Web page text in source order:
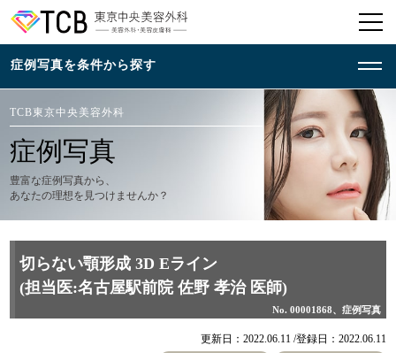
TCB東京中央美容外科
症例写真
豊富な症例写真から、
あなたの理想を見つけませんか？
切らない顎形成 3D Eライン
(担当医:名古屋駅前院 佐野 孝治 医師)
No. 00001868、症例写真
更新日：2022.06.11 /登録日：2022.06.11